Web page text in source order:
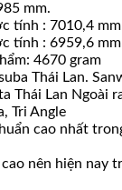
mm.
tính : 7010,4
tính : 6959,6
4670 gram
Thái Lan.
Thái Lan Ngoài
Tri Angle
cao nhất
nên hiện nay